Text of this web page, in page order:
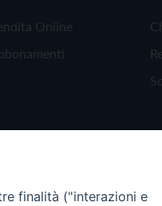
Online
finalità ("interazioni e